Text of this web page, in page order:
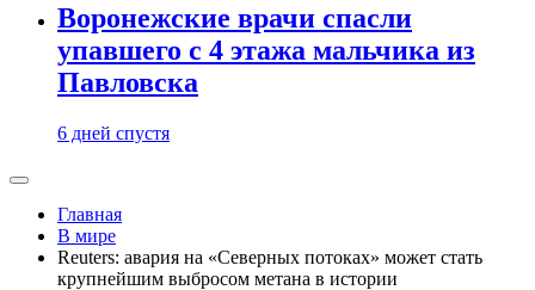
Воронежские врачи спасли
упавшего с 4 этажа мальчика из
Павловска
6 дней спустя
Главная
В мире
Reuters: авария на «Северных потоках» может стать
крупнейшим выбросом метана в истории